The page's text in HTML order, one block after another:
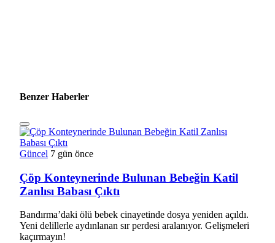
Benzer Haberler
Güncel 7 gün önce
Çöp Konteynerinde Bulunan Bebeğin Katil
Zanlısı Babası Çıktı
Bandırma’daki ölü bebek cinayetinde dosya yeniden açıldı.
Yeni delillerle aydınlanan sır perdesi aralanıyor. Gelişmeleri
kaçırmayın!